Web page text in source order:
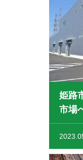
姫路
市場